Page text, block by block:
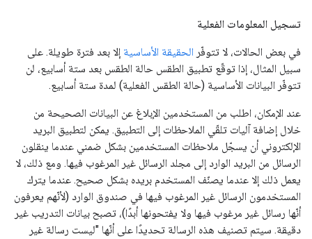
تسجيل المعلومات الفعلية
في بعض الحالات، لا تتوفّر الحقيقة الأساسية إلا بعد فترة طويلة. على
سبيل المثال، إذا توقّع تطبيق الطقس حالة الطقس بعد ستة أسابيع، لن
تتوفّر البيانات الأساسية (حالة الطقس الفعلية) لمدة ستة أسابيع.
عند الإمكان، اطلب من المستخدمين الإبلاغ عن البيانات الصحيحة من
خلال إضافة آليات تلقّي الملاحظات إلى التطبيق. يمكن لتطبيق البريد
الإلكتروني أن يسجّل ملاحظات المستخدمين بشكل ضمني عندما ينقلون
الرسائل من البريد الوارد إلى مجلد الرسائل غير المرغوب فيها. ومع ذلك، لا
يعمل ذلك إلا عندما يصنّف المستخدم بريده بشكل صحيح. عندما يترك
المستخدمون الرسائل غير المرغوب فيها في صندوق الوارد (لأنّهم يعرفون
أنّها رسائل غير مرغوب فيها ولا يفتحونها أبدًا)، تصبح بيانات التدريب غير
دقيقة. سيتم تصنيف هذه الرسالة تحديدًا على أنّها "ليست رسالة غير